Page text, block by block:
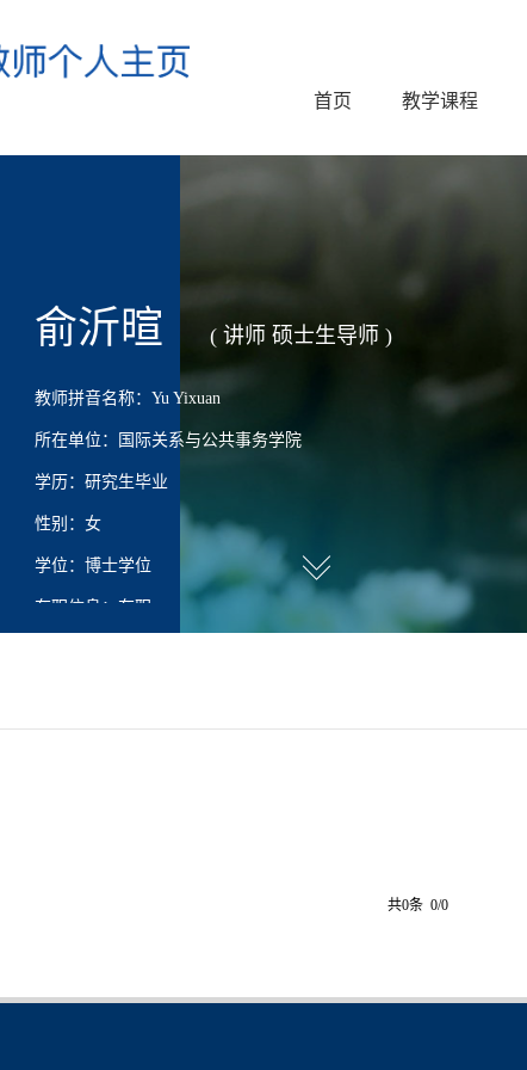
首页 教学课程
俞沂暄 ( 讲师 硕士生导师 )
教师拼音名称：Yu Yixuan
所在单位：国际关系与公共事务学院
学历：研究生毕业
性别：女
学位：博士学位
在职信息：在职
共0条 0/0